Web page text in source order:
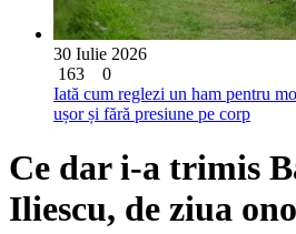
30 Iulie 2026
163
0
Iată cum reglezi un ham pentru
ușor și fără presiune pe corp
Ce dar i-a trimis
Iliescu, de ziua